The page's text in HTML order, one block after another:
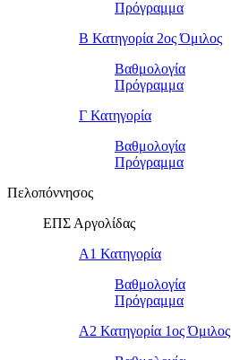
Πρόγραμμα
Β Κατηγορία 2ος Όμιλος
Βαθμολογία
Πρόγραμμα
Γ Κατηγορία
Βαθμολογία
Πρόγραμμα
Πελοπόννησος
ΕΠΣ Αργολίδας
Α1 Κατηγορία
Βαθμολογία
Πρόγραμμα
Α2 Κατηγορία 1ος Όμιλος